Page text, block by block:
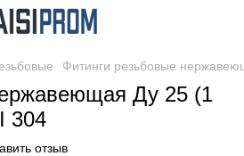
Фитинги резьбовые
Ду 25 (1
304
отзыв